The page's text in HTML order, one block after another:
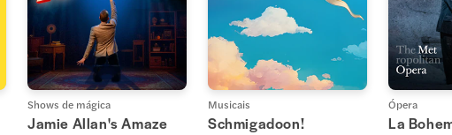
Shows de mágica
Jamie Allan's Amaze
Musicais
Schmigadoon!
Ópera
La